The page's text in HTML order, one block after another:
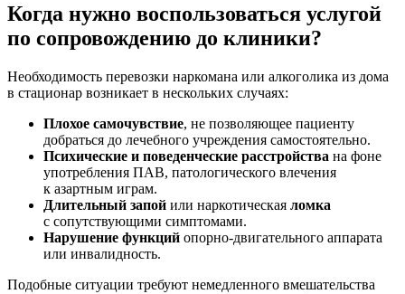
Когда нужно воспользоваться услугой
по сопровождению до клиники?
Необходимость перевозки наркомана или алкоголика из дома
в стационар возникает в нескольких случаях:
Плохое самочувствие, не позволяющее пациенту
добраться до лечебного учреждения самостоятельно.
Психические и поведенческие расстройства на фоне
употребления ПАВ, патологического влечения
к азартным играм.
Длительный запой или наркотическая ломка
с сопутствующими симптомами.
Нарушение функций опорно-двигательного аппарата
или инвалидность.
Подобные ситуации требуют немедленного вмешательства